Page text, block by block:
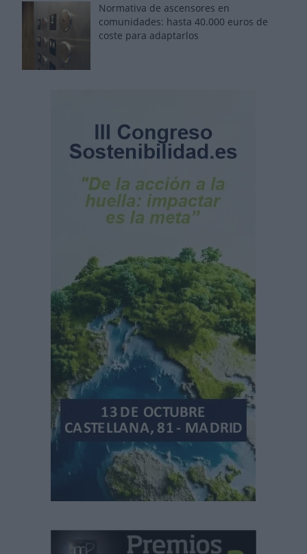
Normativa de ascensores en
comunidades: hasta 40.000 euros de
coste para adaptarlos